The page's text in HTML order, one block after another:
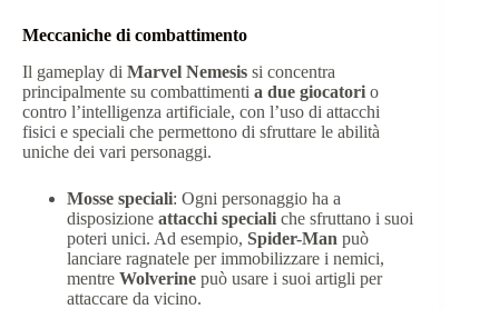
Meccaniche di combattimento
Il gameplay di Marvel Nemesis si concentra
principalmente su combattimenti a due giocatori o
contro l’intelligenza artificiale, con l’uso di attacchi
fisici e speciali che permettono di sfruttare le abilità
uniche dei vari personaggi.
Mosse speciali: Ogni personaggio ha a
disposizione attacchi speciali che sfruttano i suoi
poteri unici. Ad esempio, Spider-Man può
lanciare ragnatele per immobilizzare i nemici,
mentre Wolverine può usare i suoi artigli per
attaccare da vicino.